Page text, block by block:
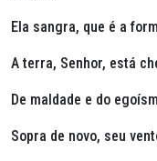
Ela sangra, que é a
A terra, Senhor, está
De maldade e do
Sopra de novo, seu